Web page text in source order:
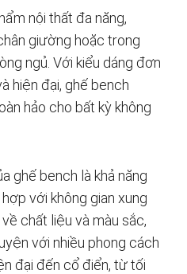
nội thất đa năng,
giường hoặc trong
ngủ. Với kiểu dáng đơn
hiện đại, ghế bench
hảo cho bất kỳ không
ghế bench là khả năng
với không gian xung
chất liệu và màu sắc,
với nhiều phong cách
đại đến cổ điển, từ tối